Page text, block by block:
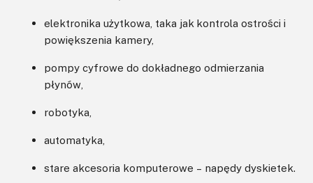
elektronika użytkowa, taka jak kontrola ostrości i
powiększenia kamery,
pompy cyfrowe do dokładnego odmierzania
płynów,
robotyka,
automatyka,
stare akcesoria komputerowe – napędy dyskietek.